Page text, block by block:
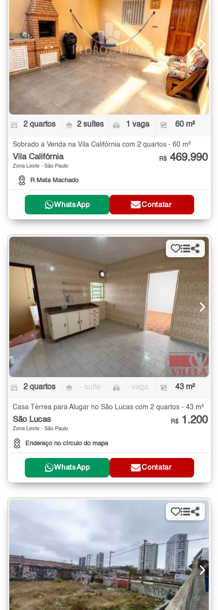
2 quartos 2 suítes 1 vaga 60 m²
Sobrado à Venda na Vila Califórnia com 2 quartos - 60 m²
Vila Califórnia
Zona Leste - São Paulo
R Mata Machado
R$ 469.990
WhatsApp Contatar
2 quartos - suíte - vaga 43 m²
Casa Térrea para Alugar no São Lucas com 2 quartos - 43 m²
São Lucas
Zona Leste - São Paulo
Endereço no círculo do mapa
R$ 1.200
WhatsApp Contatar